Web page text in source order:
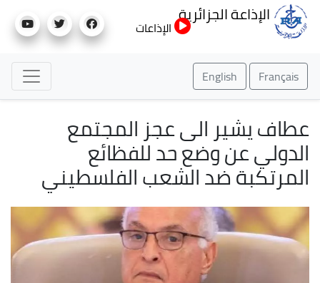
إلى
الإذاعة الجزائرية
الإذاعات
Français
English
عطاف يشير الى عجز المجتمع
الدولي عن وضع حد للفظائع
المرتكبة ضد الشعب الفلسطيني